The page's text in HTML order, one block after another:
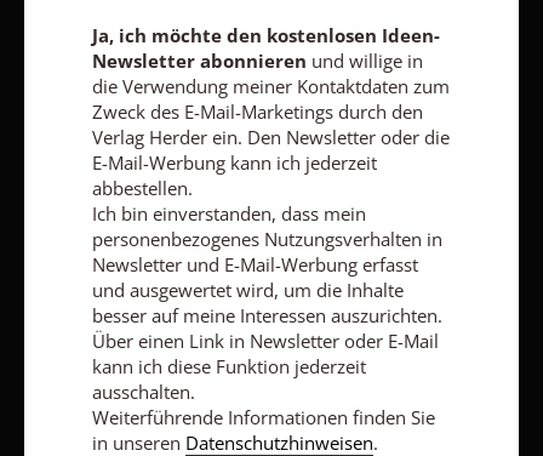
Vertrag widerrufen Abo online kündigen
Nach oben
Ja, ich möchte den kostenlosen Ideen-
Newsletter abonnieren und willige in
die Verwendung meiner Kontaktdaten zum
Zweck des E-Mail-Marketings durch den
Verlag Herder ein. Den Newsletter oder die
E-Mail-Werbung kann ich jederzeit
abbestellen.
Ich bin einverstanden, dass mein
personenbezogenes Nutzungsverhalten in
Newsletter und E-Mail-Werbung erfasst
und ausgewertet wird, um die Inhalte
besser auf meine Interessen auszurichten.
Über einen Link in Newsletter oder E-Mail
kann ich diese Funktion jederzeit
ausschalten.
Weiterführende Informationen finden Sie
in unseren Datenschutzhinweisen.